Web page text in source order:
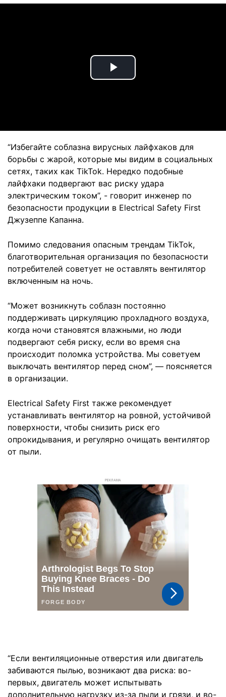
Play
“Избегайте соблазна вирусных лайфхаков для
борьбы с жарой, которые мы видим в социальных
сетях, таких как TikTok. Нередко подобные
лайфхаки подвергают вас риску удара
электрическим током”, - говорит инженер по
безопасности продукции в Electrical Safety First
Джузеппе Капанна.
Помимо следования опасным трендам TikTok,
благотворительная организация по безопасности
потребителей советует не оставлять вентилятор
включенным на ночь.
“Может возникнуть соблазн постоянно
поддерживать циркуляцию прохладного воздуха,
когда ночи становятся влажными, но люди
подвергают себя риску, если во время сна
происходит поломка устройства. Мы советуем
выключать вентилятор перед сном”, — поясняется
в организации.
Electrical Safety First также рекомендует
устанавливать вентилятор на ровной, устойчивой
поверхности, чтобы снизить риск его
опрокидывания, и регулярно очищать вентилятор
от пыли.
РЕКЛАМА
“Если вентиляционные отверстия или двигатель
забиваются пылью, возникают два риска: во-
первых, двигатель может испытывать
дополнительную нагрузку из-за пыли и грязи, и во-